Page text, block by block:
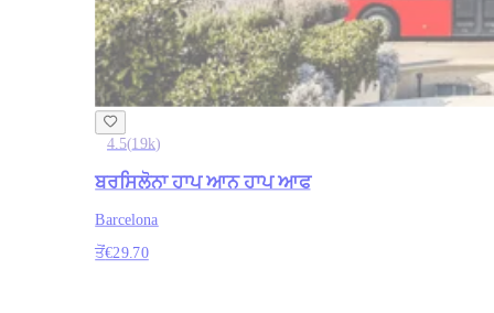
4.5(19k)
ਬਰਸਿਲੋਨਾ ਹਾਪ ਆਨ ਹਾਪ ਆਫ
Barcelona
ਤੋਂ€29.70